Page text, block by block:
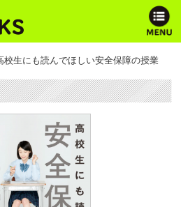
校生にも読んでほしい安全保障の授業